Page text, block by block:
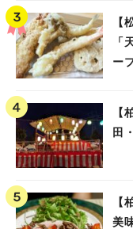
【
「
ー
【
田
【
美